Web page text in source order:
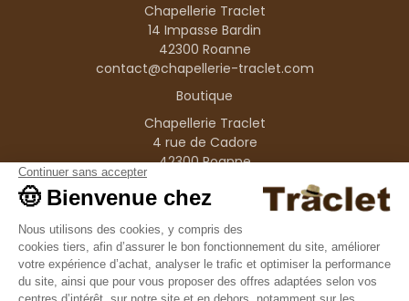
Chapellerie Traclet
14 Impasse Bardin
42300 Roanne
contact@chapellerie-traclet.com
Boutique
Chapellerie Traclet
4 rue de Cadore
42300 Roanne
Produits
Nos marques